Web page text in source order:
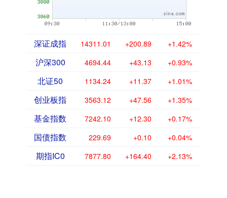
深证成指 14311.01 +200.89 +1.42%
沪深300 4694.44 +43.13 +0.93%
北证50 1134.24 +11.37 +1.01%
创业板指 3563.12 +47.56 +1.35%
基金指数 7242.10 +12.30 +0.17%
国债指数 229.69 +0.10 +0.04%
期指IC0 7877.80 +164.40 +2.13%